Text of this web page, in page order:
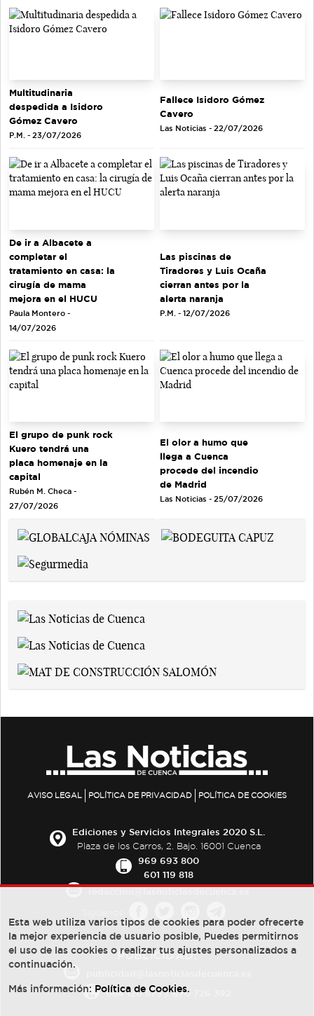
Multitudinaria
despedida a Isidoro
Gómez Cavero
P.M. - 23/07/2026
Fallece Isidoro Gómez
Cavero
Las Noticias - 22/07/2026
De ir a Albacete a
completar el
tratamiento en casa: la
cirugía de mama
mejora en el HUCU
Paula Montero -
14/07/2026
Las piscinas de
Tiradores y Luis Ocaña
cierran antes por la
alerta naranja
P.M. - 12/07/2026
El grupo de punk rock
Kuero tendrá una
placa homenaje en la
capital
Rubén M. Checa -
27/07/2026
El olor a humo que
llega a Cuenca
procede del incendio
de Madrid
Las Noticias - 25/07/2026
AVISO LEGAL POLÍTICA DE PRIVACIDAD POLÍTICA DE COOKIES
Ediciones y Servicios Integrales 2020 S.L.
Plaza de los Carros, 2. Bajo. 16001 Cuenca
969 693 800
601 119 818
PUBLICIDAD:
684 126 573/670 726 392
Esta web utiliza varios tipos de cookies para poder ofrecerte
la mejor experiencia de usuario posible, Puedes permitirnos
el uso de las cookies o realizar tus ajustes personalizados a
continuación.
Más información: Política de Cookies.